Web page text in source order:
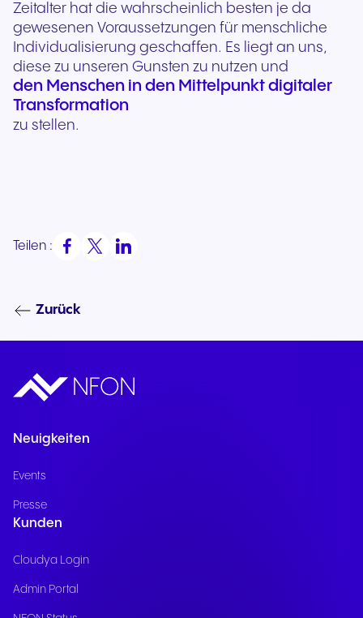
Zeitalter hat die wahrscheinlich besten je da
gewesenen Voraussetzungen für menschliche
Individualisierung geschaffen. Es liegt an uns,
diese zu unseren Gunsten zu nutzen und
den Menschen in den Mittelpunkt digitaler
Transformation
zu stellen.
Teilen :
Zurück
Neuigkeiten
Events
Presse
Kunden
Cloudya Login
Admin Portal